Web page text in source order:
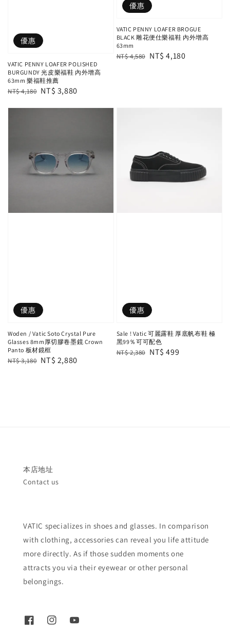
優惠
VATIC PENNY LOAFER POLISHED
BURGUNDY 光皮樂福鞋 內外增高
63mm 樂福鞋推薦
Regular
NT$ 4,180 Sale
NT$ 3,880
優惠
VATIC PENNY LOAFER BROGUE
BLACK 雕花便仕樂福鞋 內外增高
63mm
Regular
NT$ 4,580 Sale
NT$ 4,180
優惠
Woden / Vatic Soto Crystal Pure
Glasses 8mm厚切膠卷墨鏡 Crown
Panto 板材鏡框
Regular
NT$ 3,180 Sale
NT$ 2,880
優惠
Sale ! Vatic 可麗露鞋 厚底帆布鞋 極
黑99％可可配色
Regular
NT$ 2,380 Sale
NT$ 499
本店地址
Contact us
VATIC specializes in shoes and glasses. In comparison
with clothing, accessories can reveal you life attitude
more directly. As if those sudden moments one
attracts you via their eyewear or other personal
belongings.